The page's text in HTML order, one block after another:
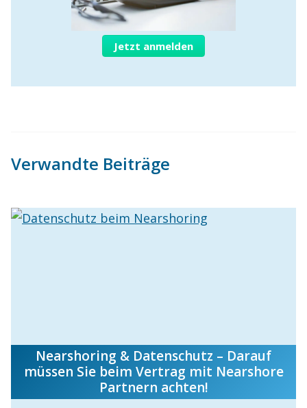
Jetzt anmelden
Verwandte Beiträge
Nearshoring & Datenschutz – Darauf
müssen Sie beim Vertrag mit Nearshore
Partnern achten!